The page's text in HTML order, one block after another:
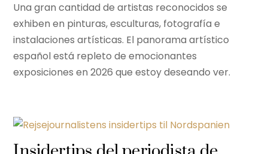
Una gran cantidad de artistas reconocidos se
exhiben en pinturas, esculturas, fotografía e
instalaciones artísticas. El panorama artístico
español está repleto de emocionantes
exposiciones en 2026 que estoy deseando ver.